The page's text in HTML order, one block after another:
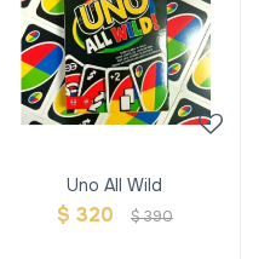
Uno All Wild
$ 320 $390